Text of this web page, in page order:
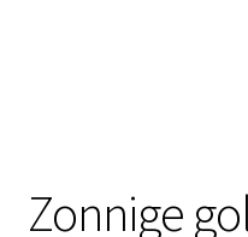
Zonnige